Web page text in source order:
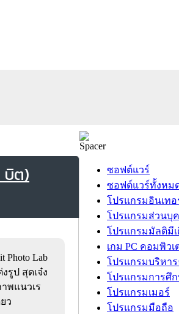
บิต)
Photo Lab
รูป สุดเจ๋ง
พแนวเร
ว
ซอฟต์แวร์
ซอฟต์แวร์ทั้งหม
โปรแกรมอินเทอ
โปรแกรมส่วนบุ
โปรแกรมมัลติมีเ
เกม PC คอมพิวเ
โปรแกรมบริหา
โปรแกรมการศึ
โปรแกรมเมอร์
โปรแกรมมือถือ